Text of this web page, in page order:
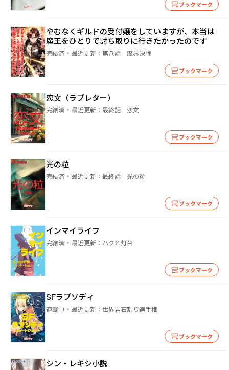
ブックマーク
やむなくギルドの受付嬢をしていますが、本当は
魔王をひとりで討ち取りに行きたかったのです
完結済 最近更新： 第八話 魔界決戦
ブックマーク
恋文（ラブレター）
完結済 最近更新： 最終話 恋文
ブックマーク
光の粒
完結済 最近更新： 最終話 光の粒
ブックマーク
インマイライフ
完結済 最近更新： ハクと灯台
ブックマーク
SFラプソディ
連載中 最近更新： 世界岩石割り選手権
ブックマーク
シン・レキシ小説